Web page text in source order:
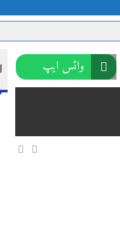
چارسدہ کا بہادر سپوت وطن کی
واٹس ایپ